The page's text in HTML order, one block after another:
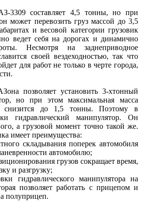
3309 составляет 4,5 тонны, но при
может перевозить груз массой до 3,5
и весовой категории грузовик
ведет себя на дорогах и динамично
Несмотря на заднеприводное
своей вездеходностью, так что
для работ не только в черте города,
позволяет установить 3-хтонный
но при этом максимальная масса
снизится до 1,5 тонны. Поэтому в
гидравлический манипулятор. Он
а грузовой момент точно такой же.
имеет преимущества:
складывания поперек автомобиля
автомобилю;
грузов сокращает время,
и разгрузку;
гидравлического манипулятора на
позволяет работать с прицепом и
полуприцеп.